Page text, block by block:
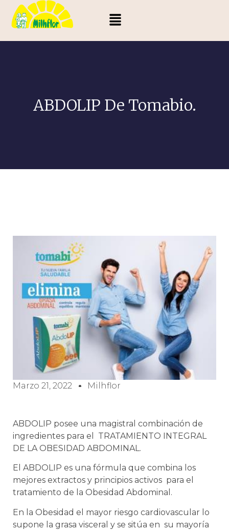
ABDOLIP De Tomabio.
Marzo 21, 2022 Milhflor
ABDOLIP posee una magistral combinación de
ingredientes para el TRATAMIENTO INTEGRAL
DE LA OBESIDAD ABDOMINAL.
El ABDOLIP es una fórmula que combina los
mejores extractos y principios activos para el
tratamiento de la Obesidad Abdominal.
En la Obesidad el mayor riesgo cardiovascular lo
supone la grasa visceral y se sitúa en su mayoría